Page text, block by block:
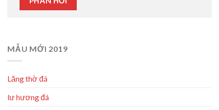
MẪU MỚI 2019
Lăng thờ đá
lư hương đá